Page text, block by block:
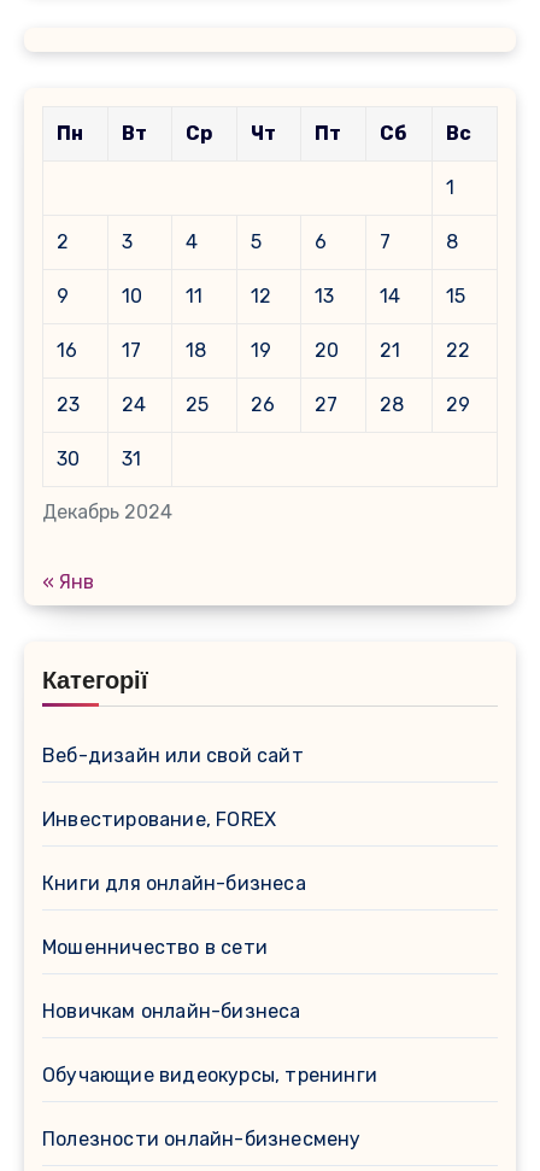
Декабрь 2024
Пн Вт Ср Чт Пт Сб Вс
1
2 3 4 5 6 7 8
9 10 11 12 13 14 15
16 17 18 19 20 21 22
23 24 25 26 27 28 29
30 31
« Янв
Категорії
Веб-дизайн или свой сайт
Инвестирование, FOREX
Книги для онлайн-бизнеса
Мошенничество в сети
Новичкам онлайн-бизнеса
Обучающие видеокурсы, тренинги
Полезности онлайн-бизнесмену